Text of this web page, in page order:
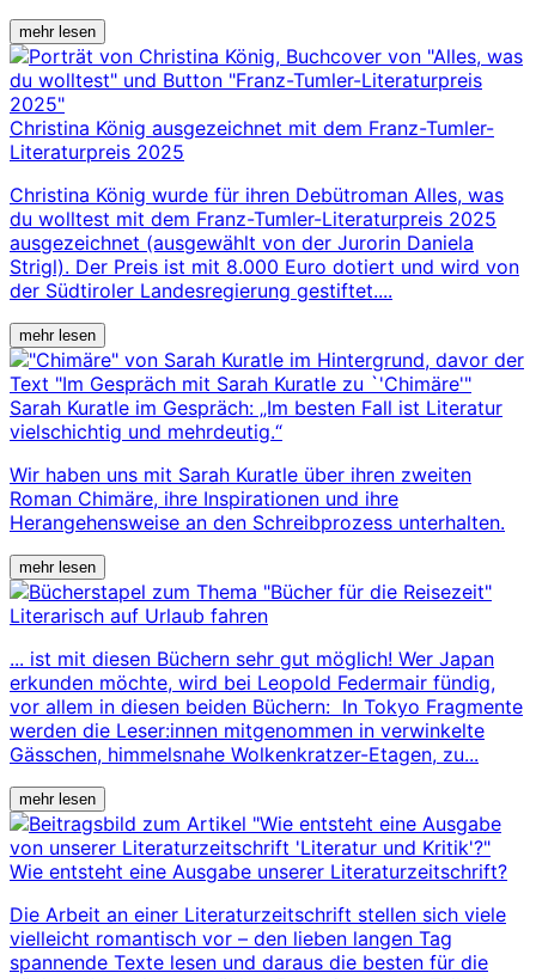
mehr lesen
Christina König ausgezeichnet mit dem Franz-Tumler-
Literaturpreis 2025
Christina König wurde für ihren Debütroman Alles, was
du wolltest mit dem Franz-Tumler-Literaturpreis 2025
ausgezeichnet (ausgewählt von der Jurorin Daniela
Strigl). Der Preis ist mit 8.000 Euro dotiert und wird von
der Südtiroler Landesregierung gestiftet....
mehr lesen
Sarah Kuratle im Gespräch: „Im besten Fall ist Literatur
vielschichtig und mehrdeutig.“
Wir haben uns mit Sarah Kuratle über ihren zweiten
Roman Chimäre, ihre Inspirationen und ihre
Herangehensweise an den Schreibprozess unterhalten.
mehr lesen
Literarisch auf Urlaub fahren
... ist mit diesen Büchern sehr gut möglich! Wer Japan
erkunden möchte, wird bei Leopold Federmair fündig,
vor allem in diesen beiden Büchern: In Tokyo Fragmente
werden die Leser:innen mitgenommen in verwinkelte
Gässchen, himmelsnahe Wolkenkratzer-Etagen, zu...
mehr lesen
Wie entsteht eine Ausgabe unserer Literaturzeitschrift?
Die Arbeit an einer Literaturzeitschrift stellen sich viele
vielleicht romantisch vor – den lieben langen Tag
spannende Texte lesen und daraus die besten für die